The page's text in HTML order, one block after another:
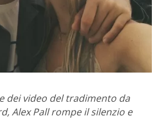
dei video del tradimento da
Alex Pall rompe il silenzio e